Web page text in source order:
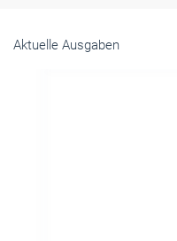
Aktuelle Ausgaben